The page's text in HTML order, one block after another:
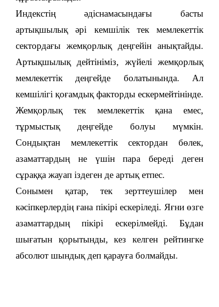
Индекстің әдіснамасындағы басты
артықшылық әрі кемшілік тек мемлекеттік
сектордағы жемқорлық деңгейін анықтайды.
Артықшылық дейтініміз, жүйелі жемқорлық
мемлекеттік деңгейде болатынында. Ал
кемшілігі қоғамдық факторды ескермейтінінде.
Жемқорлық тек мемлекеттік қана емес,
тұрмыстық деңгейде болуы мүмкін.
Сондықтан мемлекеттік сектордан бөлек,
азаматтардың не үшін пара береді деген
сұраққа жауап іздеген де артық етпес.
Сонымен қатар, тек зерттеушілер мен
кәсіпкерлердің ғана пікірі ескеріледі. Яғни өзге
азаматтардың пікірі ескерілмейді. Бұдан
шығатын қорытынды, кез келген рейтингке
абсолют шындық деп қарауға болмайды.